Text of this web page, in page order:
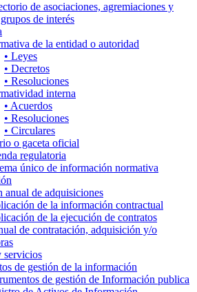
de asociaciones, agremiaciones y
de interés
de la entidad o autoridad
• Leyes
• Decretos
• Resoluciones
interna
• Acuerdos
• Resoluciones
• Circulares
o gaceta oficial
regulatoria
único de información normativa
anual de adquisiciones
de la información contractual
de la ejecución de contratos
de contratación, adquisición y/o
servicios
de gestión de la información
de gestión de Información publica